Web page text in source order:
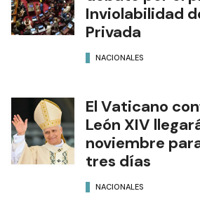
Inviolabilidad
Privada
NACIONALES
El Vaticano
León XIV
noviembre
tres días
NACIONALES